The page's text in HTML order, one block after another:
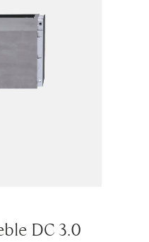
DC 3.0